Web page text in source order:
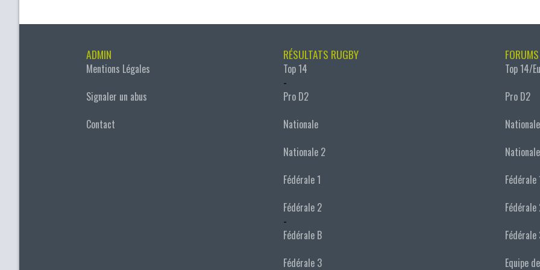
ADMIN
Mentions Légales
Signaler un abus
Contact
RÉSULTATS RUGBY
Top 14
-
Pro D2
Nationale
Nationale 2
Fédérale 1
Fédérale 2
-
Fédérale B
Fédérale 3
Top 14/
Pro D2
Nationale
Fédérale
Fédérale
Fédérale
Equipe